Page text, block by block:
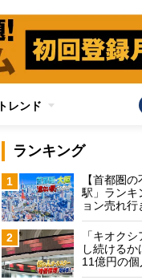
トレンド
ランキング
1
【首都圏
駅」ランキ
ョン売れ行
2
「キオク
し続ける
11億円の